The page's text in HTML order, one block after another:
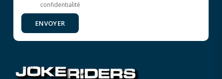
confidentialité
ENVOYER